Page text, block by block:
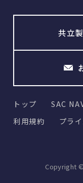
共立
トップ SAC
利用規約
プラ
Copyright